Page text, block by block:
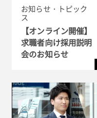
お知らせ・トピック
ス
【オンライン開催】
求職者向け採用説明
会のお知らせ